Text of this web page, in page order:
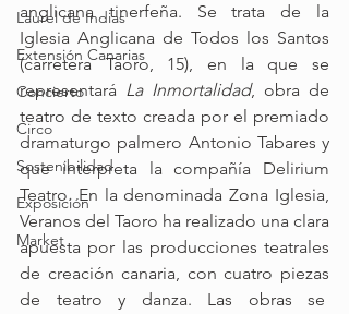
Laurel de Indias
Extensión Canarias
Concierto
Circo
Sostenibilidad
Exposición
Market
anglicana tinerfeña. Se trata de la
Iglesia Anglicana de Todos los Santos
(carretera Taoro, 15), en la que se
representará La Inmortalidad, obra de
teatro de texto creada por el premiado
dramaturgo palmero Antonio Tabares y
que interpreta la compañía Delirium
Teatro. En la denominada Zona Iglesia,
Veranos del Taoro ha realizado una clara
apuesta por las producciones teatrales
de creación canaria, con cuatro piezas
de teatro y danza. Las obras se